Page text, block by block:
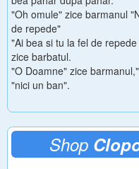
"Oh omule" zice barmanul
de repede"
"Ai bea si tu la fel de
zice barbatul.
"O Doamne" zice
"nici un ban".
Shop